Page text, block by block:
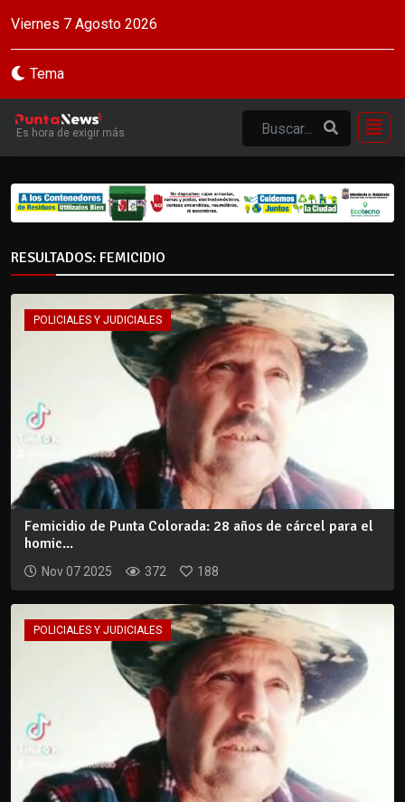
Viernes 7 Agosto 2026
Tema
Es hora de exigir más
RESULTADOS: FEMICIDIO
POLICIALES Y JUDICIALES
Femicidio de Punta Colorada: 28 años de cárcel para el
homic...
Nov 07 2025 372 188
POLICIALES Y JUDICIALES